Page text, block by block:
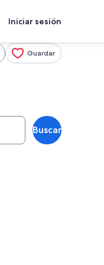
Iniciar sesión
Guardar
Buscar